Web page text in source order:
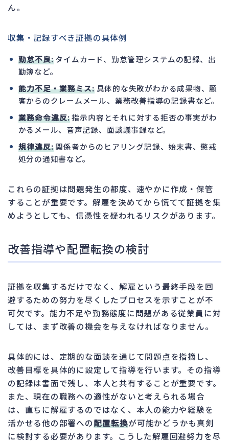
ん。
収集・記録すべき証拠の具体例
勤怠不良:タイムカード、勤怠管理システムの記録、出
勤簿など。
能力不足・業務ミス:具体的な失敗がわかる成果物、顧
客からのクレームメール、業務改善指導の記録書など。
業務命令違反:指示内容とそれに対する拒否の事実がわ
かるメール、音声記録、面談議事録など。
規律違反:関係者からのヒアリング記録、始末書、懲戒
処分の通知書など。
これらの証拠は問題発生の都度、速やかに作成・保管
することが重要です。解雇を決めてから慌てて証拠を集
めようとしても、信憑性を疑われるリスクがあります。
改善指導や配置転換の検討
証拠を収集するだけでなく、解雇という最終手段を回
避するための努力を尽くしたプロセスを示すことが不
可欠です。能力不足や勤務態度に問題がある従業員に対
しては、まず改善の機会を与えなければなりません。
具体的には、定期的な面談を通じて問題点を指摘し、
改善目標を具体的に設定して指導を行います。その指導
の記録は書面で残し、本人と共有することが重要です。
また、現在の職務への適性がないと考えられる場合
は、直ちに解雇するのではなく、本人の能力や経験を
活かせる他の部署への配置転換が可能かどうかも真剣
に検討する必要があります。こうした解雇回避努力を尽